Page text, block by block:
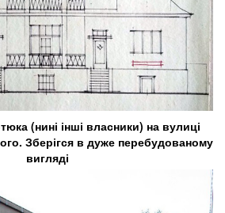
(нині інші власники) на вулиці
Зберігся в дуже перебудованому
вигляді